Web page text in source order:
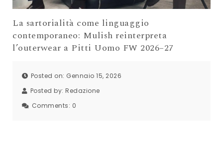
La sartorialità come linguaggio
contemporaneo: Mulish reinterpreta
l’outerwear a Pitti Uomo FW 2026–27
Posted on: Gennaio 15, 2026
Posted by: Redazione
Comments: 0